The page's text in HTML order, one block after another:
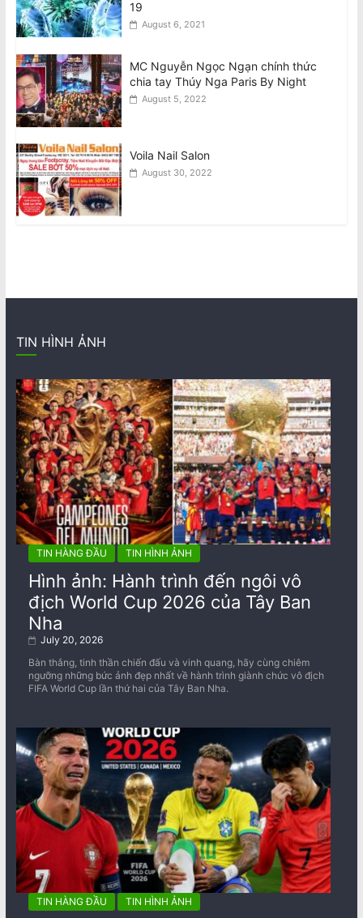
19
August 6, 2021
MC Nguyễn Ngọc Ngạn chính thức
chia tay Thúy Nga Paris By Night
August 5, 2022
Voila Nail Salon
August 30, 2022
TIN HÌNH ẢNH
TIN HÀNG ĐẦU TIN HÌNH ẢNH
Hình ảnh: Hành trình đến ngôi vô
địch World Cup 2026 của Tây Ban
Nha
July 20, 2026
Bàn thắng, tinh thần chiến đấu và vinh quang, hãy cùng chiêm
ngưỡng những bức ảnh đẹp nhất về ​​hành trình giành chức vô địch
FIFA World Cup lần thứ hai của Tây Ban Nha.
TIN HÀNG ĐẦU TIN HÌNH ẢNH